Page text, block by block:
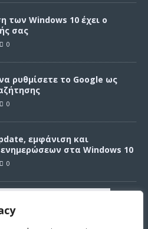
ιστότοπο
των Windows 10 έχει ο
σας
0
ρυθμίσετε το Google ως
0
εμφάνιση και
στα Windows 10
0
στα Windows 10